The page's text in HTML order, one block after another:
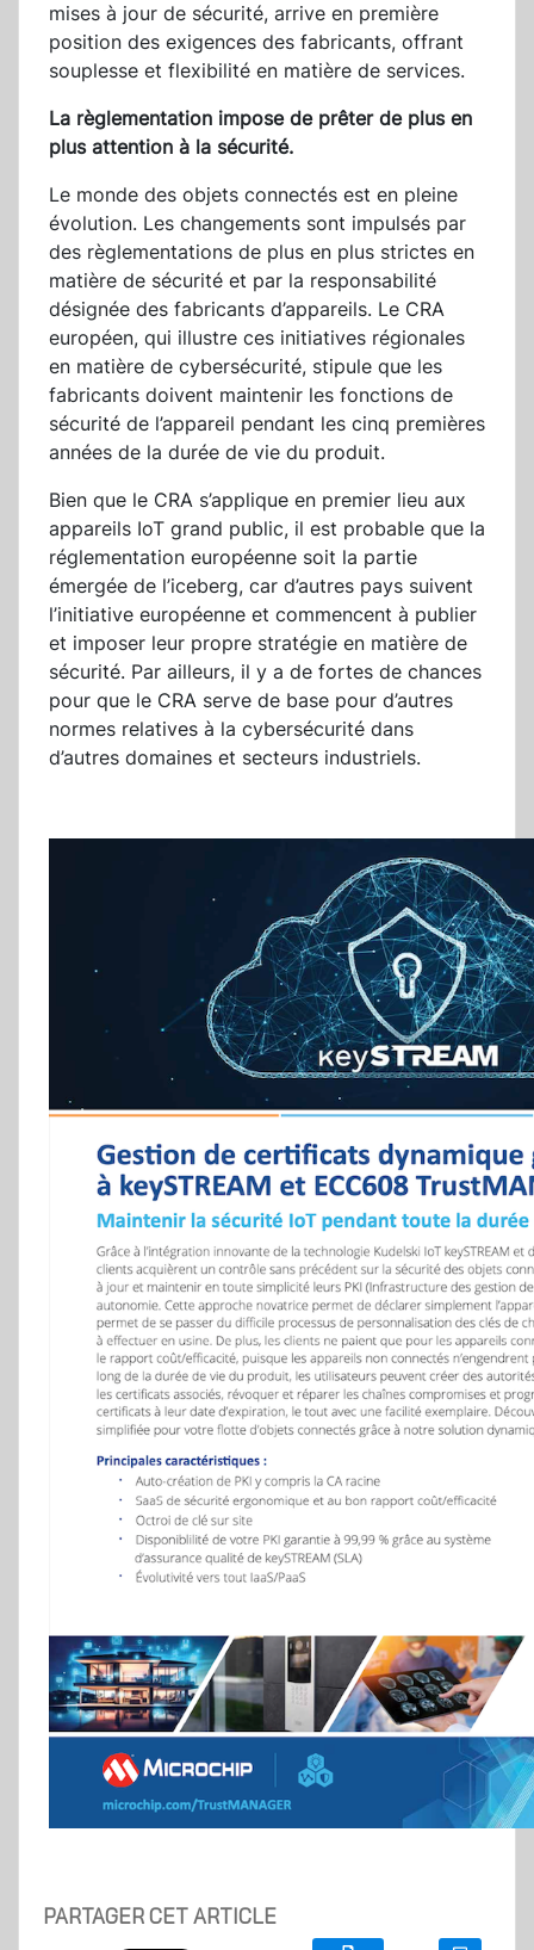
mises à jour de sécurité, arrive en première
position des exigences des fabricants, offrant
souplesse et flexibilité en matière de services.
La règlementation impose de prêter de plus en
plus attention à la sécurité.
Le monde des objets connectés est en pleine
évolution. Les changements sont impulsés par
des règlementations de plus en plus strictes en
matière de sécurité et par la responsabilité
désignée des fabricants d’appareils. Le CRA
européen, qui illustre ces initiatives régionales
en matière de cybersécurité, stipule que les
fabricants doivent maintenir les fonctions de
sécurité de l’appareil pendant les cinq premières
années de la durée de vie du produit.
Bien que le CRA s’applique en premier lieu aux
appareils IoT grand public, il est probable que la
réglementation européenne soit la partie
émergée de l’iceberg, car d’autres pays suivent
l’initiative européenne et commencent à publier
et imposer leur propre stratégie en matière de
sécurité. Par ailleurs, il y a de fortes de chances
pour que le CRA serve de base pour d’autres
normes relatives à la cybersécurité dans
d’autres domaines et secteurs industriels.
PARTAGER CET ARTICLE